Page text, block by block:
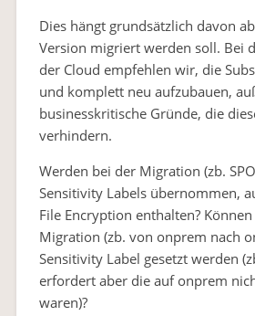
Dies hängt grundsätzlich davon
Version migriert werden soll. Bei
der Cloud empfehlen wir, die
und komplett neu aufzubauen,
businesskritische Gründe, die
verhindern.
Werden bei der Migration (zb.
Sensitivity Labels übernommen,
File Encryption enthalten?
Migration (zb. von onprem nach
Sensitivity Label gesetzt werden
erfordert aber die auf onprem
waren)?